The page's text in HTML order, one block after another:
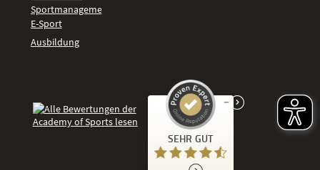
Sportmanagement
E-Sport
Ausbildung
SEHR GUT
Kundenbewertungen und Erfahrungen zu
Academy of Sports